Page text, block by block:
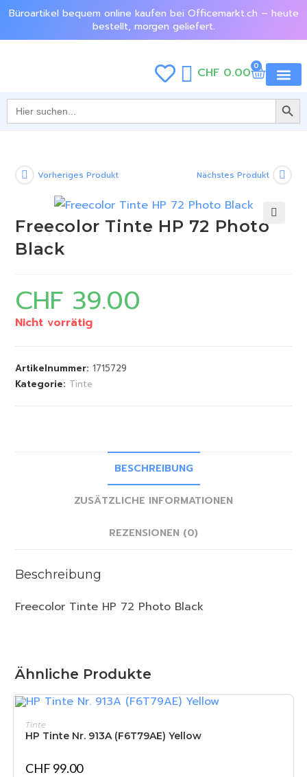
Büroartikel bequem online kaufen bei Officemarkt.ch – heute
bestellt, morgen geliefert.
CHF 0.00 0
Search
for:
SEARCH
Vorheriges Produkt Nächstes Produkt
Freecolor Tinte HP 72 Photo
Black
CHF 39.00
Nicht vorrätig
Artikelnummer:1715729
Kategorie: Tinte
BESCHREIBUNG
ZUSÄTZLICHE INFORMATIONEN
REZENSIONEN (0)
Beschreibung
Freecolor Tinte HP 72 Photo Black
Ähnliche Produkte
Tinte
HP Tinte Nr. 913A (F6T79AE) Yellow
CHF 99.00